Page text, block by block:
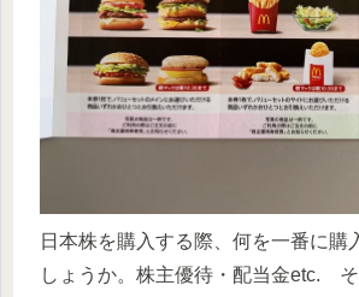
日本株を購入する際、何を一番に購
しょうか。株主優待・配当金etc.